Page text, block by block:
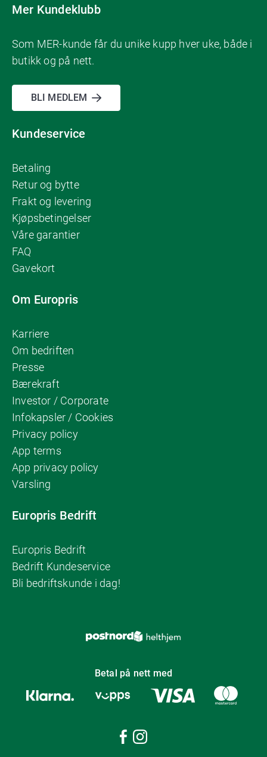
Mer Kundeklubb
Som MER-kunde får du unike kupp hver uke, både i
butikk og på nett.
BLI MEDLEM
Kundeservice
Betaling
Retur og bytte
Frakt og levering
Kjøpsbetingelser
Våre garantier
FAQ
Gavekort
Om Europris
Karriere
Om bedriften
Presse
Bærekraft
Investor / Corporate
Infokapsler / Cookies
Privacy policy
App terms
App privacy policy
Varsling
Europris Bedrift
Europris Bedrift
Bedrift Kundeservice
Bli bedriftskunde i dag!
Betal på nett med